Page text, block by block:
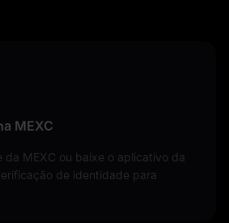
MEXC
da MEXC ou baixe o aplicativo da
de identidade para